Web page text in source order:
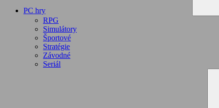
PC hry
RPG
Simulátory
Športové
Stratégie
Závodné
Seriál